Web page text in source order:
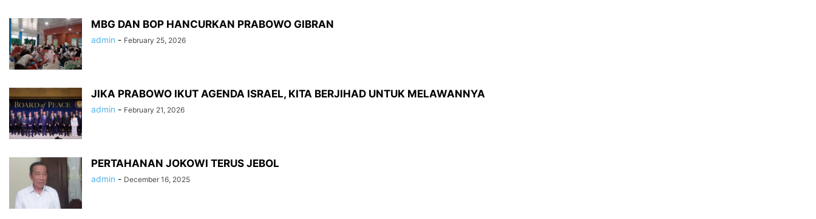
MBG DAN BOP HANCURKAN PRABOWO GIBRAN
admin - February 25, 2026
JIKA PRABOWO IKUT AGENDA ISRAEL, KITA BERJIHAD UNTUK MELAWANNYA
admin - February 21, 2026
PERTAHANAN JOKOWI TERUS JEBOL
admin - December 16, 2025